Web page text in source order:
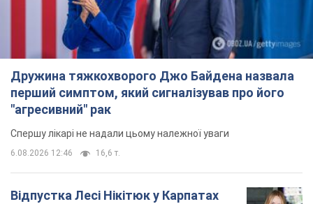
Дружина тяжкохворого Джо Байдена назвала
перший симптом, який сигналізував про його
"агресивний" рак
Спершу лікарі не надали цьому належної уваги
6.08.2026 12:46 16,6 т.
Відпустка Лесі Нікітюк у Карпатах